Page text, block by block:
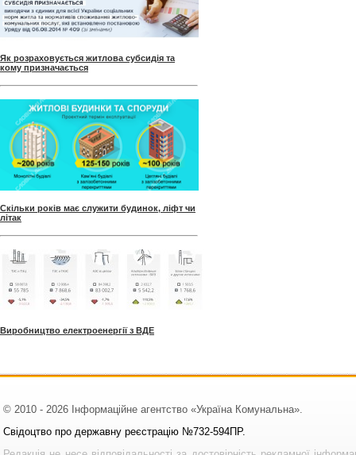
Як розраховується житлова субсидія та
кому призначається
Скільки років має служити будинок, ліфт чи
літак
Виробництво електроенергії з ВДЕ
© 2010 - 2026 Інформаційне агентство «Україна Комунальна».
Свідоцтво про державну реєстрацію №732-594ПР.